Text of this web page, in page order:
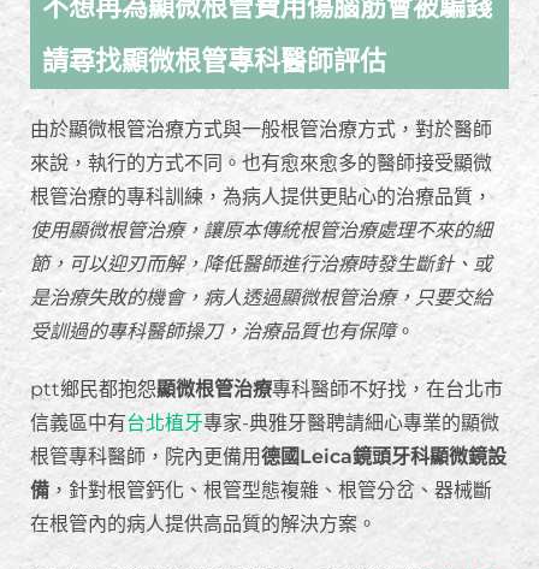
不想再為顯微根管費用傷腦筋會被騙錢
請尋找顯微根管專科醫師評估
由於顯微根管治療方式與一般根管治療方式，對於醫師
來說，執行的方式不同。也有愈來愈多的醫師接受顯微
根管治療的專科訓練，為病人提供更貼心的治療品質，
使用顯微根管治療，讓原本傳統根管治療處理不來的細
節，可以迎刃而解，降低醫師進行治療時發生斷針、或
是治療失敗的機會，病人透過顯微根管治療，只要交給
受訓過的專科醫師操刀，治療品質也有保障。
ptt鄉民都抱怨顯微根管治療專科醫師不好找，在台北市
信義區中有台北植牙專家-典雅牙醫聘請細心專業的顯微
根管專科醫師，院內更備用德國Leica鏡頭牙科顯微鏡設
備 ，針對根管鈣化、根管型態複雜、根管分岔、器械斷
在根管內的病人提供高品質的解決方案。